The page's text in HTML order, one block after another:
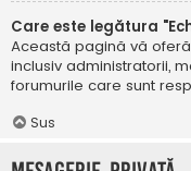
Care este legătura
Această pagină vă
inclusiv administratorii,
forumurile care sunt
Sus